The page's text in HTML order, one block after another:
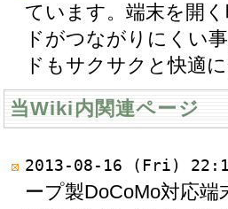
ています。端末を開
ドがつながりにくい
ドもサクサクと快適
当Wiki内関連ページ
2013-08-16 (Fri)
ープ製DoCoMo対応端